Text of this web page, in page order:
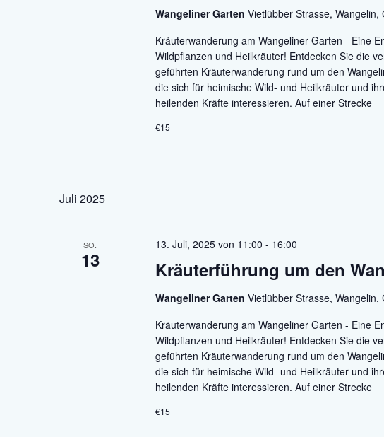
Wangeliner Garten Vietlübber Strasse, Wangelin,
Kräuterwanderung am Wangeliner Garten - Eine
Wildpflanzen und Heilkräuter! Entdecken Sie die
geführten Kräuterwanderung rund um den
die sich für heimische Wild- und Heilkräuter und
heilenden Kräfte interessieren. Auf einer Strecke
€15
Juli 2025
SO.
13 Kräuterführung um den
13. Juli, 2025 von 11:00 - 16:00
Wangeliner Garten Vietlübber Strasse, Wangelin,
Kräuterwanderung am Wangeliner Garten - Eine
Wildpflanzen und Heilkräuter! Entdecken Sie die
geführten Kräuterwanderung rund um den
die sich für heimische Wild- und Heilkräuter und
heilenden Kräfte interessieren. Auf einer Strecke
€15